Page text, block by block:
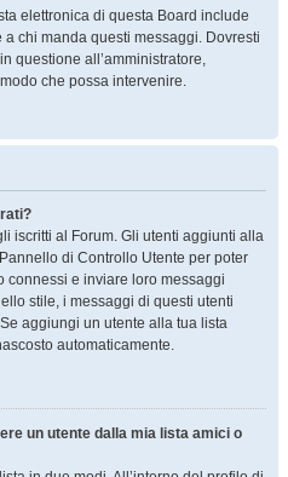
elettronica di questa Board include
chi manda questi messaggi. Dovresti
questione all’amministratore,
che possa intervenire.
iscritti al Forum. Gli utenti aggiunti alla
di Controllo Utente per poter
connessi e inviare loro messaggi
stile, i messaggi di questi utenti
aggiungi un utente alla tua lista
automaticamente.
un utente dalla mia lista amici o